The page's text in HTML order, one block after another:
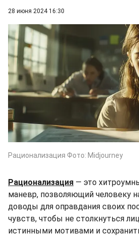
28 июня 2024 16:30
Рационализация Фото: Midjourney
Рационализация — это
маневр, позволяющий человеку
доводы для оправдания своих
чувств, чтобы не столкнуться
истинными мотивами и